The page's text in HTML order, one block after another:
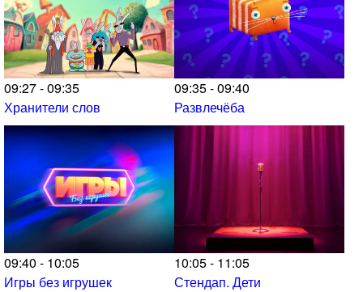
09:27 - 09:35
Хранители слов
09:35 - 09:40
Развлечёба
09:40 - 10:05
Игры без игрушек
10:05 - 11:05
Стендап. Дети